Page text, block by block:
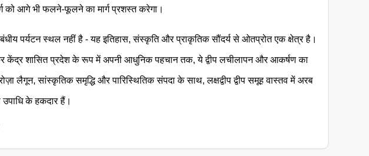
को आगे भी फलने-फूलने का मार्ग प्रशस्त करेगा।
पर्यटन स्थल नहीं है - यह इतिहास, संस्कृति और प्राकृतिक सौंदर्य से ओतप्रोत एक क्षेत्र है।
लेकर केंद्र शासित प्रदेश के रूप में अपनी आधुनिक पहचान तक, ये द्वीप लचीलापन और आकर्षण का
लैगून, सांस्कृतिक समृद्धि और पारिस्थितिक संपदा के साथ, लक्षद्वीप द्वीप समूह वास्तव में अरब
के हकदार हैं।